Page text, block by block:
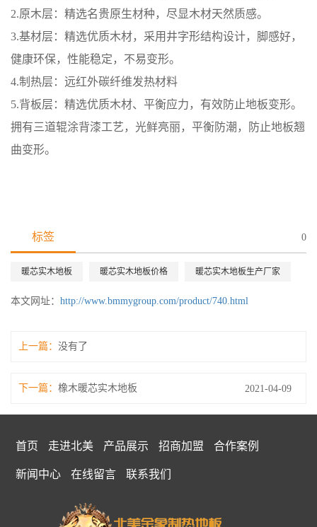
2.原木层：精选名贵原生材种，尽显木材天然质感。
3.基材层：精选优质木材，采用井字形结构设计，脚感好，
健康环保，性能稳定，不易变形。
4.制热层：远红外碳纤维发热材料
5.背板层：精选优质木材、平衡应力，有效防止地板变形。
拥有三道辊涂背漆工艺，光鲜亮丽，平衡防潮，防止地板翘
曲变形。
标签 0
暖芯实木地板 暖芯实木地板价格 暖芯实木地板生产厂家
本文网址： http://www.bmmygroup.com/product/740.html
上一篇： 没有了
下一篇： 橡木暖芯实木地板 2021-04-09
首页 走进北美 产品展示 招商加盟 合作案例
新闻中心 在线留言 联系我们